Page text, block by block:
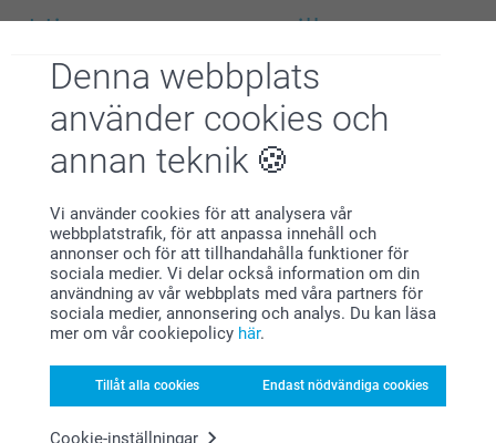
Denna webbplats
använder cookies och
annan teknik
Vi använder cookies för att analysera vår
webbplatstrafik, för att anpassa innehåll och
annonser och för att tillhandahålla funktioner för
sociala medier. Vi delar också information om din
användning av vår webbplats med våra partners för
sociala medier, annonsering och analys. Du kan läsa
mer om vår cookiepolicy här.
Tillåt alla cookies Endast nödvändiga cookies
Cookie-inställningar
Hitta en present till:
Sortera efter
Presenter till henne
Från 2,19
Presenter till honom
Från
Presenter till barn
Från 49,00
Presenter till vänner
Från 2,19
Presenter till nyfödd
Från 109,00
Presenter till mormor och
farmor
Från 2,19
Presenter till morfar och
Från 2,19
Present till gudmor
Från 2,19